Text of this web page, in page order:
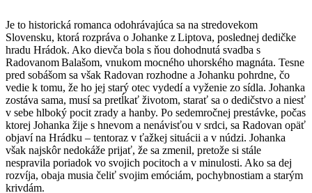
Je to historická romanca odohrávajúca sa na stredovekom
Slovensku, ktorá rozpráva o Johanke z Liptova, poslednej dedičke
hradu Hrádok. Ako dievča bola s ňou dohodnutá svadba s
Radovanom Balašom, vnukom mocného uhorského magnáta. Tesne
pred sobášom sa však Radovan rozhodne a Johanku pohrdne, čo
vedie k tomu, že ho jej starý otec vydedí a vyženie zo sídla. Johanka
zostáva sama, musí sa pretĺkať životom, starať sa o dedičstvo a niesť
v sebe hlboký pocit zrady a hanby. Po sedemročnej prestávke, počas
ktorej Johanka žije s hnevom a nenávisťou v srdci, sa Radovan opäť
objaví na Hrádku – tentoraz v ťažkej situácii a v núdzi. Johanka
však najskôr nedokáže prijať, že sa zmenil, pretože si stále
nespravila poriadok vo svojich pocitoch a v minulosti. Ako sa dej
rozvíja, obaja musia čeliť svojim emóciám, pochybnostiam a starým
krivdám.